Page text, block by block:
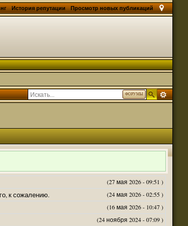
Просмотр новых публикаций
История репутации
ФОРУМЫ
(27 мая 2026 - 09:51 )
(24 мая 2026 - 02:55 )
к сожалению.
(16 мая 2026 - 10:47 )
(24 ноября 2024 - 07:09 )